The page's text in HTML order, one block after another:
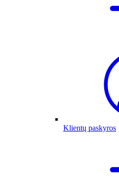
Klientų paskyros